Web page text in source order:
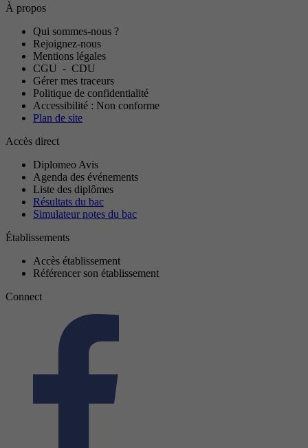
À propos
Qui sommes-nous ?
Rejoignez-nous
Mentions légales
CGU - CDU
Gérer mes traceurs
Politique de confidentialité
Accessibilité : Non conforme
Plan de site
Accès direct
Diplomeo Avis
Agenda des événements
Liste des diplômes
Résultats du bac
Simulateur notes du bac
Établissements
Accès établissement
Référencer son établissement
Connect